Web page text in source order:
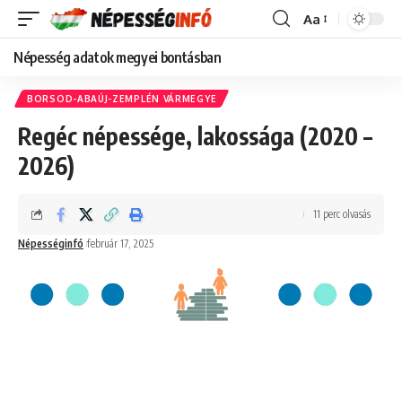
Font
Aa
Népesség adatok megyei bontásban
BORSOD-ABAÚJ-ZEMPLÉN VÁRMEGYE
Regéc népessége, lakossága (2020 –
2026)
Népességinfó február 17, 2025
11 perc olvasás